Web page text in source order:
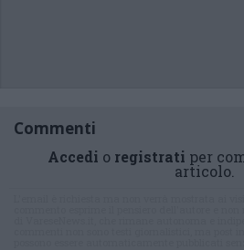
Commenti
Accedi o registrati per
articolo.